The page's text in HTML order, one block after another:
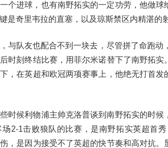
个进球，也有南野拓实的一定功劳，他做
是奇里韦拉的直塞，以及琼斯禁区内精湛的
与队友也配合不到一块去，尽管拼了命跑
时刻终结比赛，用菲尔米诺替下了南野拓
，在英超和欧冠两项赛事上，他绝无打首
时候利物浦主帅克洛普谈到南野拓实的时
2-1击败狼队的比赛，是南野拓实英超首
，是因为接受不了英超的快节奏和高对抗